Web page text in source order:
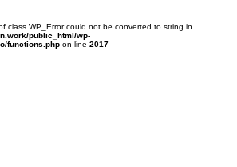
class WP_Error could not be converted to string in
public_html/wp-
functions.php on line 2017